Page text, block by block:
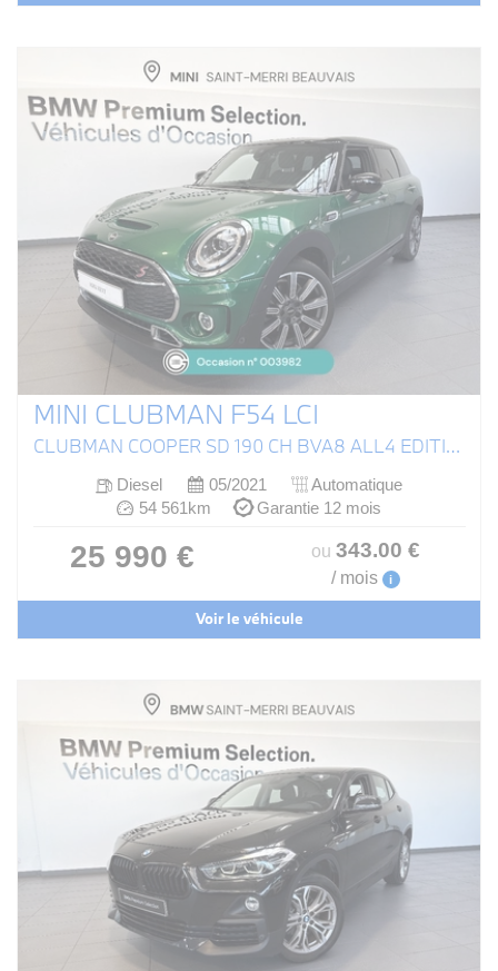
MINI CLUBMAN F54 LCI
CLUBMAN COOPER SD 190 CH BVA8 ALL4 EDITION CANONBURY
Diesel 05/2021
Automatique
54 561km
Garantie 12 mois
25 990 € ou 343.00 €
/ mois i
Voir le véhicule